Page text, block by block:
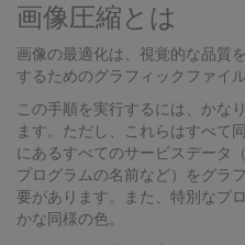
画像圧縮とは
画像の最適化は、視覚的な品質
するためのグラフィックファイ
この手順を実行するには、かな
ます。ただし、これらはすべて
にあるすべてのサービスデータ
プログラムの名前など）をグラ
要があります。また、特別なプ
かな同様の色。